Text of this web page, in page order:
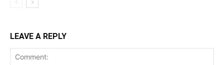
LEAVE A REPLY